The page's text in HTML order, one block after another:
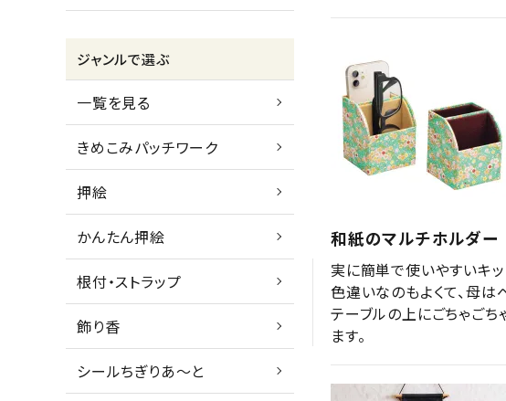
ジャンルで選ぶ
一覧を見る
きめこみパッチワーク
押絵
かんたん押絵
根付・ストラップ
飾り香
シールちぎりあ～と
和紙のマルチホルダー
実に簡単で使いやすいキッ
色違いなのもよくて、母は
テーブルの上にごちゃごち
ます。